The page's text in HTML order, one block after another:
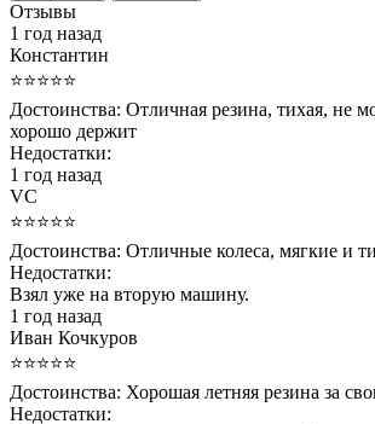
Отзывы
1 год назад
Константин
⭐⭐⭐⭐⭐
Достоинства: Отличная резина, тихая, не
хорошо держит
Недостатки:
1 год назад
VC
⭐⭐⭐⭐⭐
Достоинства: Отличные колеса, мягкие и
Недостатки:
Взял уже на вторую машину.
1 год назад
Иван Кочкуров
⭐⭐⭐⭐⭐
Достоинства: Хорошая летняя резина за
Недостатки: